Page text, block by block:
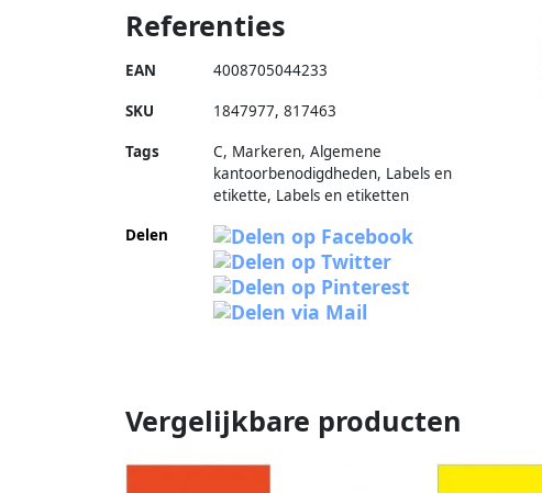
Referenties
EAN 4008705044233
SKU 1847977, 817463
Tags
C, Markeren, Algemene
kantoorbenodigdheden, Labels en
etikette, Labels en etiketten
Delen
Vergelijkbare producten